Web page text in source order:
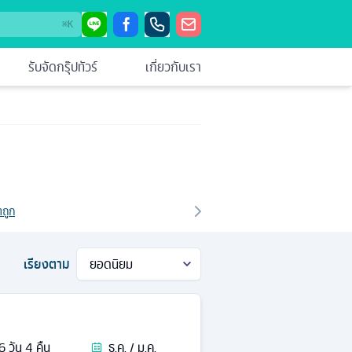
⌘K
รับจัดกรุ๊ปทัวร์ เกี่ยวกับเรา
ถูก
เรียงตาม
วัน4 คืน ธ.ค. / ม.ค.